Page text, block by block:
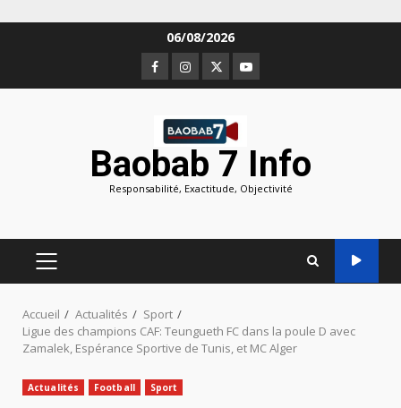
06/08/2026
Facebook
Instagram
TwitterYoutube
Baobab 7 Info
Responsabilité, Exactitude, Objectivité
MENU
PRINCIPAL
Accueil Actualités
Sport
Ligue des champions CAF: Teungueth FC dans la poule D avec
Zamalek, Espérance Sportive de Tunis, et MC Alger
Actualités Football Sport